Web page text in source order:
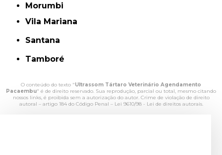
Morumbi
Vila Mariana
Santana
Tamboré
O conteúdo do texto "Ultrassom Tártaro Veterinário Agendamento
Pacaembu" é de direito reservado. Sua reprodução, parcial ou total, mesmo citando
nossos links, é proibida sem a autorização do autor. Crime de violação de direito
autoral – artigo 184 do Código Penal – Lei 9610/98 - Lei de direitos autorais.